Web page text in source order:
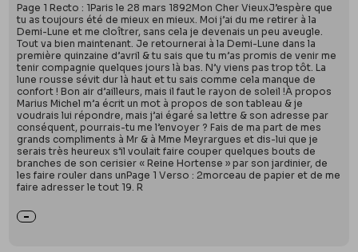
Page 1 Recto : 1Paris le 28 mars 1892Mon Cher VieuxJ’espère que
tu as toujours été de mieux en mieux. Moi j’ai du me retirer à la
Demi-Lune et me cloîtrer, sans cela je devenais un peu aveugle.
Tout va bien maintenant. Je retournerai à la Demi-Lune dans la
première quinzaine d’avril & tu sais que tu m’as promis de venir me
tenir compagnie quelques jours là bas. N’y viens pas trop tôt. La
lune rousse sévit dur là haut et tu sais comme cela manque de
confort ! Bon air d’ailleurs, mais il faut le rayon de soleil !À propos
Marius Michel m’a écrit un mot à propos de son tableau & je
voudrais lui répondre, mais j’ai égaré sa lettre & son adresse par
conséquent, pourrais-tu me l’envoyer ? Fais de ma part de mes
grands compliments à Mr & à Mme Meyrargues et dis-lui que je
serais très heureux s’il voulait faire couper quelques bouts de
branches de son cerisier « Reine Hortense » par son jardinier, de
les faire rouler dans unPage 1 Verso : 2morceau de papier et de me
faire adresser le tout 19. R